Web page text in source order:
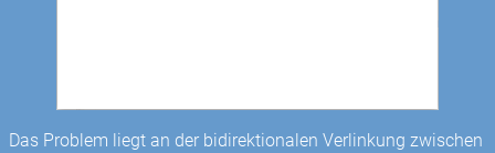
Das Problem liegt an der bidirektionalen Verlinkung zwischen